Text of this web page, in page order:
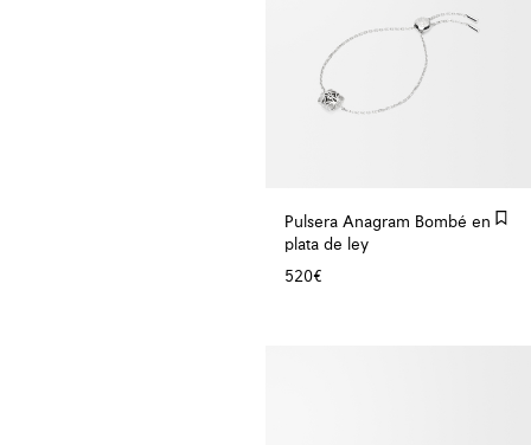
Pulsera Anagram Bombé en
plata de ley
520€